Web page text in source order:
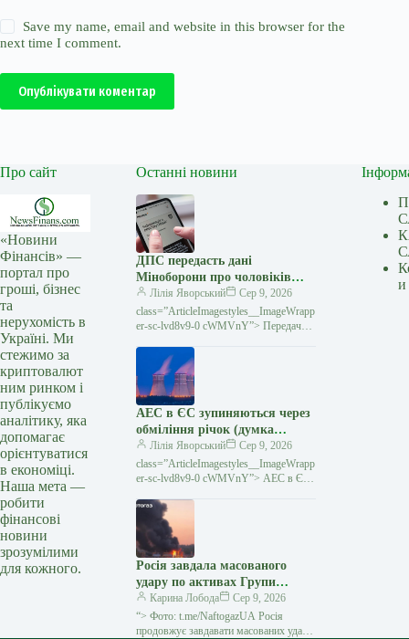
Save my name, email and website in this browser for the
next time I comment.
Опублікувати коментар
Про сайт
«Новини
Фінансів» —
портал про
гроші, бізнес
та
нерухомість в
Україні. Ми
стежимо за
криптовалют
ним ринком і
публікуємо
аналітику, яка
допомагає
орієнтуватися
в економіці.
Наша мета —
робити
фінансові
новини
зрозумілими
для кожного.
Останні новини
ДПС передасть дані
Міноборони про чоловіків
18−60 років для актуалізації
реєстру «Оберіг»
Лілія Яворський
Сер 9, 2026
class=”ArticleImagestyles__ImageWrapp
er-sc-lvd8v9-0 cWMVnY”> Передачу
календарних днів.Кабінет Міністрів
доручив Державній
АЕС в ЄС зупиняються через
обміління річок (думка
експерта)
Лілія Яворський
Сер 9, 2026
class=”ArticleImagestyles__ImageWrapp
er-sc-lvd8v9-0 cWMVnY”> АЕС в ЄС
(думка експерта)Через аномальну
спеку в Європі суттєво знизився
Росія завдала масованого
удару по активах Групи
“Нафтогаз” по всій країні
Карина Лобода
Сер 9, 2026
“> Фото: t.me/NaftogazUA Росія
продовжує завдавати масованих ударів
и